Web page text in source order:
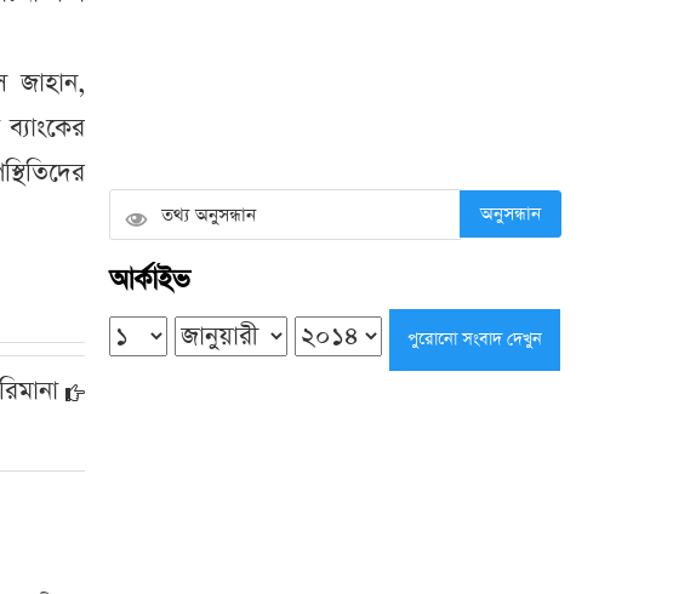
জাহান,
আলোকিত সমাজ গড়ার আহ্বান
শুক্রবার ● ৭ আগস্ট ২০২৬
ছুটির দিনেও মুমিনের করণীয় কী
অনুসন্ধান
আর্কাইভ